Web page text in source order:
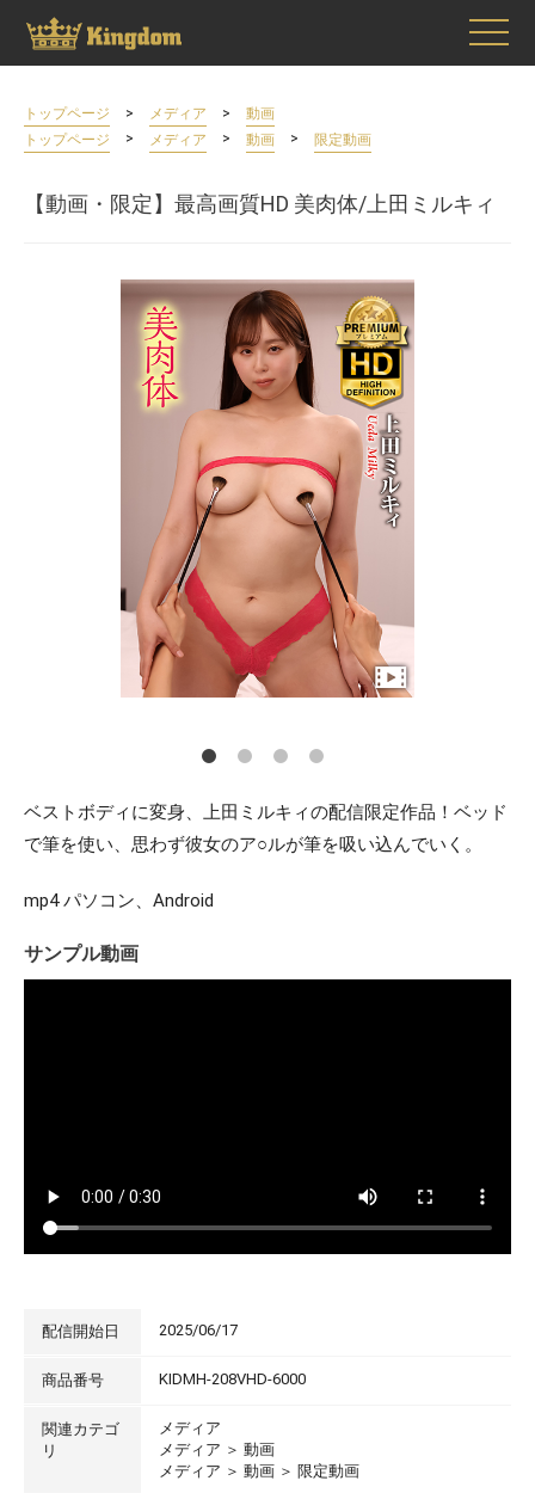
トップページ > メディア >
動画
トップページ
> メディア > 動画 > 限定動画
【動画・限定】最高画質HD 美肉体/上田ミルキィ
ベストボディに変身、上田ミルキィの配信限定作品！ベッド
で筆を使い、思わず彼女のア○ルが筆を吸い込んでいく。
mp4 パソコン、Android
サンプル動画
配信開始日 2025/06/17
商品番号 KIDMH-208VHD-6000
関連カテゴ
リ
メディア
メディア ＞ 動画
メディア ＞ 動画 ＞ 限定動画